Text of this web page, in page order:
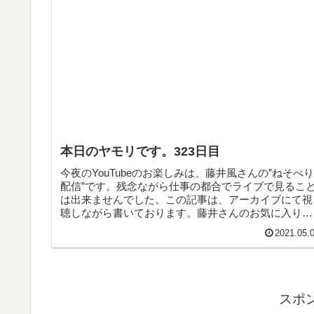
本日のヤモリです。323日目
今夜のYouTubeのお楽しみは、藤井風さんの”ねそべり
配信”です。残念ながら仕事の都合でライブで見ること
は出来ませんでした。この記事は、アーカイブにて視
聴しながら書いております。藤井さんのお気に入り
は、椎名林檎さんなのでしょうか？！藤井さんいつも
スポ